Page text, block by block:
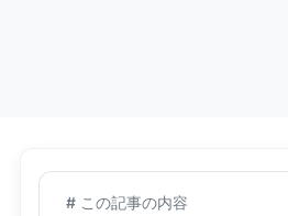
# この記事の内容